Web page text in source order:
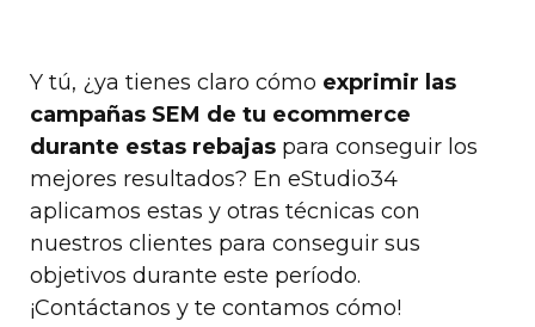
Y tú, ¿ya tienes claro cómo exprimir las
campañas SEM de tu ecommerce
durante estas rebajas para conseguir los
mejores resultados? En eStudio34
aplicamos estas y otras técnicas con
nuestros clientes para conseguir sus
objetivos durante este período.
¡Contáctanos y te contamos cómo!